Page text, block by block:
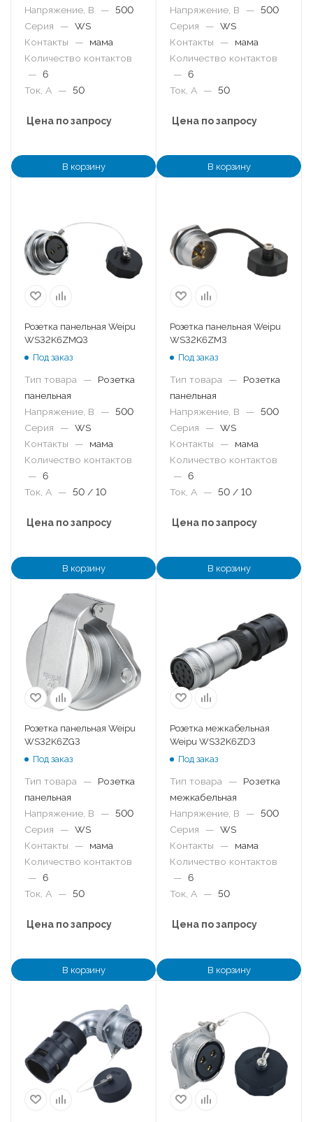
Напряжение, В
— 500
Серия
— WS
Контакты
—
мама
Количество контактов
— 6
Ток, А
— 50
Цена по запросу
В корзину
Напряжение, В
— 500
Серия
— WS
Контакты
—
мама
Количество контактов
— 6
Ток, А
— 50
Цена по запросу
В корзину
Розетка панельная Weipu
WS32K6ZMQ3
Под заказ
Тип товара —
Розетка
панельная
Напряжение, В
— 500
Серия
— WS
Контакты
—
мама
Количество контактов
— 6
Ток, А
— 50 / 10
Цена по запросу
В корзину
Розетка панельная Weipu
WS32K6ZM3
Под заказ
Тип товара —
Розетка
панельная
Напряжение, В
— 500
Серия
— WS
Контакты
—
мама
Количество контактов
— 6
Ток, А
— 50 / 10
Цена по запросу
В корзину
Розетка панельная Weipu
WS32K6ZG3
Под заказ
Тип товара —
Розетка
панельная
Напряжение, В
— 500
Серия
— WS
Контакты
—
мама
Количество контактов
— 6
Ток, А
— 50
Цена по запросу
В корзину
Розетка межкабельная
Weipu WS32K6ZD3
Под заказ
Тип товара —
Розетка
межкабельная
Напряжение, В
— 500
Серия
— WS
Контакты
—
мама
Количество контактов
— 6
Ток, А
— 50
Цена по запросу
В корзину